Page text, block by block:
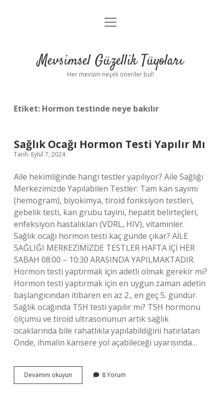
Anasayfa
Yasal Uyarı
menüyü
Mevsimsel Güzellik Tüyoları
Her mevsim neşeli öneriler bul!
Etiket: Hormon testinde neye bakılır
Sağlık Ocağı Hormon Testi Yapılır Mı
Tarih: Eylül 7, 2024
Aile hekimliğinde hangi testler yapılıyor? Aile Sağlığı
Merkezimizde Yapılabilen Testler: Tam kan sayımı
(hemogram), biyokimya, tiroid fonksiyon testleri,
gebelik testi, kan grubu tayini, hepatit belirteçleri,
enfeksiyon hastalıkları (VDRL, HIV), vitaminler.
Sağlık ocağı hormon testi kaç günde çıkar? AİLE
SAĞLIĞI MERKEZİMİZDE TESTLER HAFTA İÇİ HER
SABAH 08:00 – 10:30 ARASINDA YAPILMAKTADIR.
Hormon testi yaptırmak için adetli olmak gerekir mi?
Hormon testi yaptırmak için en uygun zaman adetin
başlangıcından itibaren en az 2., en geç 5. gündür.
Sağlık ocağında TSH testi yapılır mı? TSH hormonu
ölçümü ve tiroid ultrasonunun artık sağlık
ocaklarında bile rahatlıkla yapılabildiğini hatırlatan
Önde, ihmalin kansere yol açabileceği uyarısında…
Devamını okuyun
Ocağı
8 Yorum